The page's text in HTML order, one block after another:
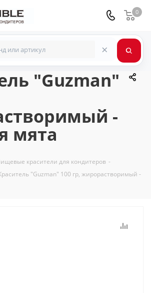
0
×
"Guzman"
-
мята
красители для кондитеров -
"Guzman" 100 гр, жирорастворимый -